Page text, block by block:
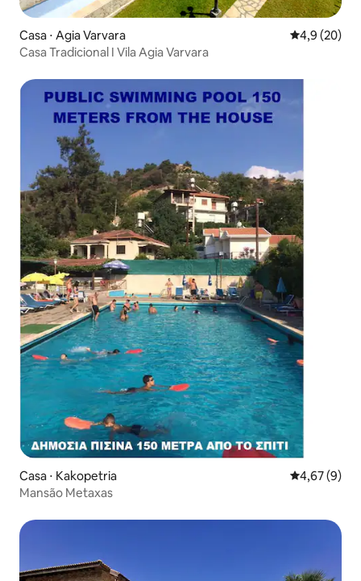
Casa ⋅ Agia Varvara 4,9 de uma
4,9 (20)
Casa Tradicional I Vila Agia Varvara
Casa ⋅ Kakopetria 4,67 de uma
4,67 (9)
Mansão Metaxas